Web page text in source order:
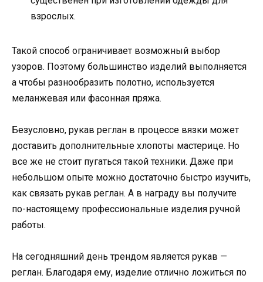
взрослых.
Такой способ ограничивает возможный выбор
узоров. Поэтому большинство изделий выполняется
а чтобы разнообразить полотно, используется
меланжевая или фасонная пряжа.
Безусловно, рукав реглан в процессе вязки может
доставить дополнительные хлопоты мастерице. Но
все же не стоит пугаться такой техники. Даже при
небольшом опыте можно достаточно быстро изучить,
как связать рукав реглан. А в награду вы получите
по-настоящему профессиональные изделия ручной
работы.
На сегодняшний день трендом является рукав —
реглан. Благодаря ему, изделие отлично ложиться по